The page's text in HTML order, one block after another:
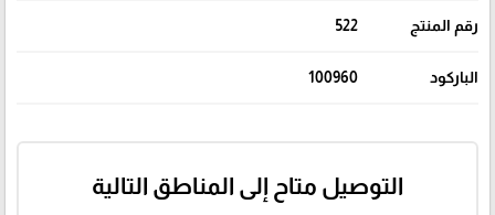
رقم المنتج 522
الباركود 100960
التوصيل متاح إلى المناطق التالية